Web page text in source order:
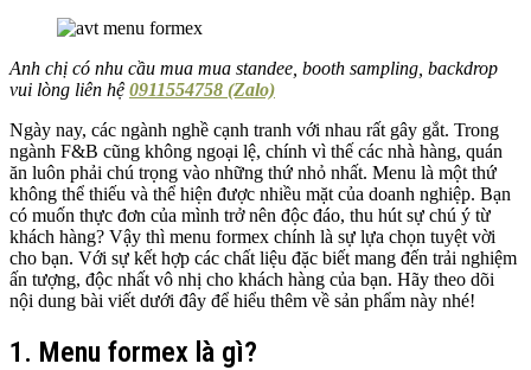
Anh chị có nhu cầu mua mua standee, booth sampling, backdrop
vui lòng liên hệ0911554758 (Zalo)
Ngày nay, các ngành nghề cạnh tranh với nhau rất gây gắt. Trong
ngành F&B cũng không ngoại lệ, chính vì thế các nhà hàng, quán
ăn luôn phải chú trọng vào những thứ nhỏ nhất. Menu là một thứ
không thể thiếu và thể hiện được nhiều mặt của doanh nghiệp. Bạn
có muốn thực đơn của mình trở nên độc đáo, thu hút sự chú ý từ
khách hàng? Vậy thì menu formex chính là sự lựa chọn tuyệt vời
cho bạn. Với sự kết hợp các chất liệu đặc biết mang đến trải nghiệm
ấn tượng, độc nhất vô nhị cho khách hàng của bạn. Hãy theo dõi
nội dung bài viết dưới đây để hiểu thêm về sản phẩm này nhé!
1. Menu formex là gì?